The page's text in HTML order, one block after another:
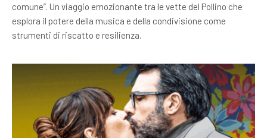
comune”. Un viaggio emozionante tra le vette del Pollino che
esplora il potere della musica e della condivisione come
strumenti di riscatto e resilienza.